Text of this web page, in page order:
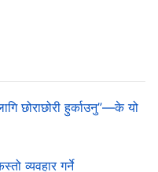
उनीहरू अब ठूला भइसके,
चिन्ता लागिरह्यो र
आमा होइन र मैले आफ्नो
छोराछोरी हुर्काउनु”—के यो
व्यवहार गर्ने